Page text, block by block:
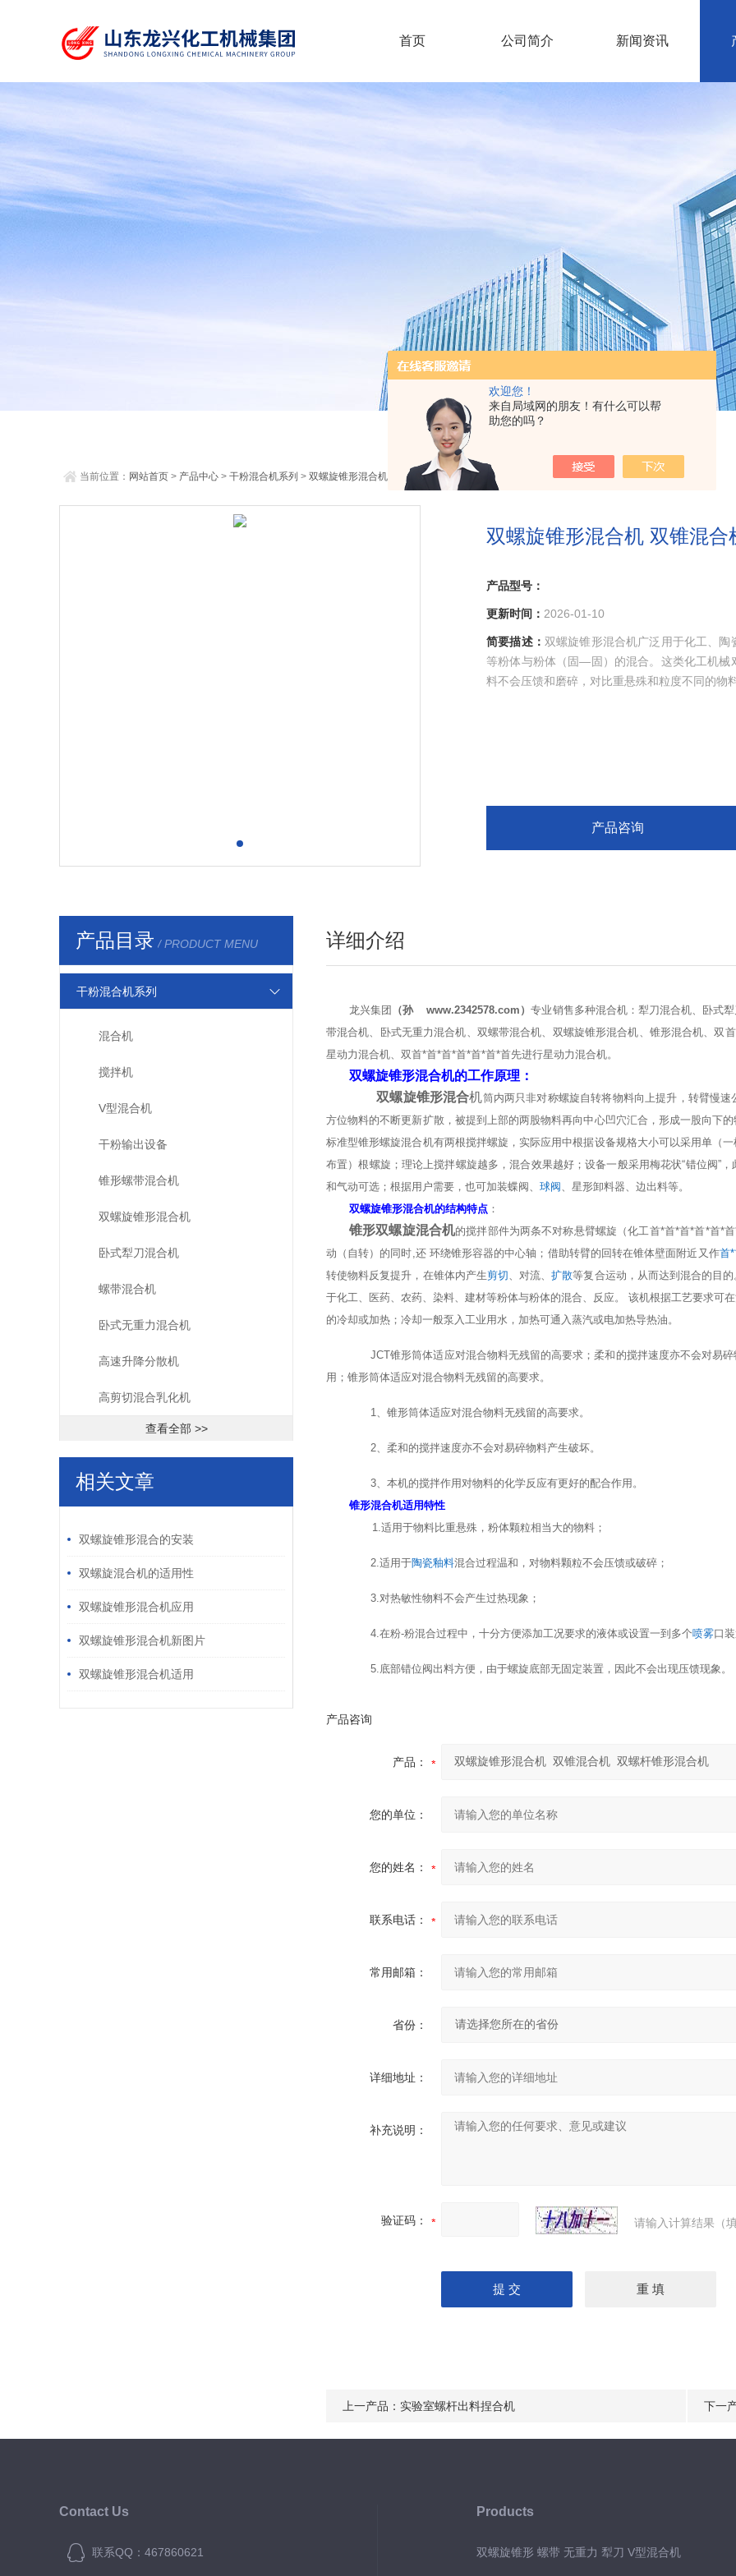
欢迎您！
来自局域网的朋友！有什么可以帮
助您的吗？
首页 公司简介 新闻资讯
当前位置： 网站首页 > 产品中心 > 干粉混合机系列 > 双螺旋锥形混合机 > 双螺旋锥形混合机 双锥混合机 双螺杆锥形混合机
双螺旋锥形混合机 双锥混
产品型号：
更新时间： 2026-01-10
简要描述： 双螺旋锥形混合机广泛用于化工、
等粉体与粉体（固—固）的混合。这类化工机
料不会压馈和磨碎，对比重悬殊和粒度不同的物
产品咨询
产品目录 / PRODUCT MENU
干粉混合机系列
混合机
搅拌机
V型混合机
干粉输出设备
锥形螺带混合机
双螺旋锥形混合机
卧式犁刀混合机
螺带混合机
卧式无重力混合机
高速升降分散机
高剪切混合乳化机
查看全部 >>
相关文章
双螺旋锥形混合的安装
双螺旋混合机的适用性
双螺旋锥形混合机应用
双螺旋锥形混合机新图片
双螺旋锥形混合机适用
详细介绍
龙兴集团 （孙www.2342578.com ）专业销售多种混合机：犁刀混合机、卧式
带混合机、卧式无重力混合机、双螺带混合机、双螺旋锥形混合机、锥形混合机、双
星动力混合机、双首*首*首*首*首*首*首先进行星动力混合机。
双螺旋锥形混合机的工作原理：
双螺旋锥形混合机筒内两只非对称螺旋自转将物料向上提升，转臂慢
方位物料的不断更新扩散，被提到上部的两股物料再向中心凹穴汇合，形成一股向下
标准型锥形螺旋混合机有两根搅拌螺旋，实际应用中根据设备规格大小可以采用单（
布置）根螺旋；理论上搅拌螺旋越多，混合效果越好；设备一般采用梅花状“错位阀”
和气动可选；根据用户需要，也可加装蝶阀、 球阀、星形卸料器、边出料等。
双螺旋锥形混合机的结构特点 ：
锥形双螺旋混合机的搅拌部件为两条不对称悬臂螺旋（化工首*首*首*首*首*
动（自转）的同时,还 环绕锥形容器的中心轴；借助转臂的回转在锥体壁面附近又作首
转使物料反复提升，在锥体内产生剪切、对流、扩散等复合运动，从而达到混合的目
于化工、医药、农药、染料、建材等粉体与粉体的混合、反应。 该机根据工艺要求可
的冷却或加热；冷却一般泵入工业用水，加热可通入蒸汽或电加热导热油。
JCT锥形筒体适应对混合物料无残留的高要求；柔和的搅拌速度亦不会对易
用；锥形筒体适应对混合物料无残留的高要求。
1、锥形筒体适应对混合物料无残留的高要求。
2、柔和的搅拌速度亦不会对易碎物料产生破坏。
3、本机的搅拌作用对物料的化学反应有更好的配合作用。
锥形混合机适用特性
1.适用于物料比重悬殊，粉体颗粒相当大的物料；
2.适用于陶瓷釉料混合过程温和，对物料颗粒不会压馈或破碎；
3.对热敏性物料不会产生过热现象；
4.在粉-粉混合过程中，十分方便添加工况要求的液体或设置一到多个喷雾口
5.底部错位阀出料方便，由于螺旋底部无固定装置，因此不会出现压馈现象。
产品咨询
产品：
您的单位：
您的姓名：
联系电话：
常用邮箱：
省份：
详细地址：
补充说明：
验证码： 请输入计算结果（
上一产品： 实验室螺杆出料捏合机 下一
首*首
Contact Us
联系QQ：467860621
Products
双螺旋锥形 螺带 无重力 犁刀 V型混合机